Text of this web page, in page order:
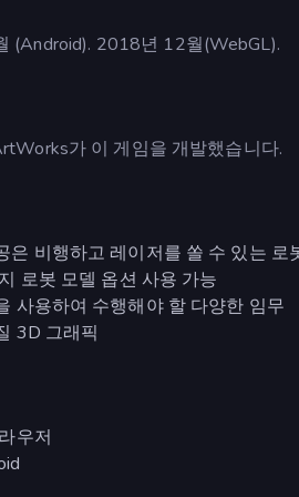
(Android). 2018년 12월(WebGL).
가 이 게임을 개발했습니다.
은 비행하고 레이저를 쏠 수 있는 로
로봇 모델 옵션 사용 가능
사용하여 수행해야 할 다양한 임무
3D 그래픽
우저